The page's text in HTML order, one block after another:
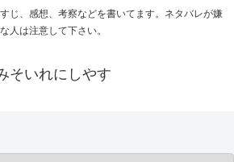
じ、感想、考察などを書いてます。ネタバレが嫌
な人は注意して下さい。
そいれにしやす